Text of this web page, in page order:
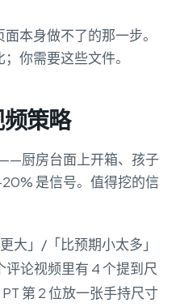
本身做不了的那一步。
你需要这些文件。
策略
厨房台面上开箱、孩子
是信号。值得挖的信
大」/「比预期小太多」
论视频里有 4 个提到尺
第 2 位放一张手持尺寸